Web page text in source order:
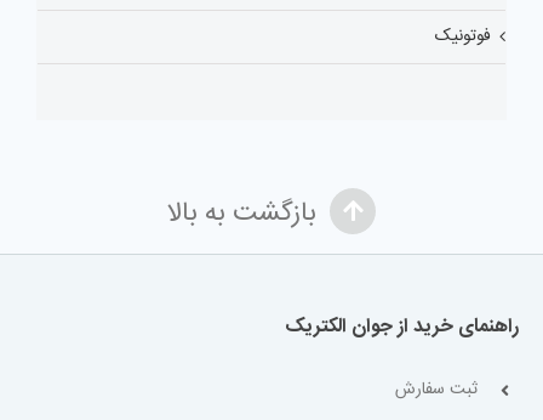
فوتونیک
بازگشت به بالا
راهنمای خرید از جوان الکتریک
ثبت سفارش